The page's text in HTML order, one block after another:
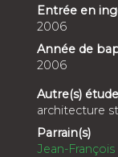
Entrée en
2006
Année de
2006
Autre(s)
architecture
Parrain(s)
Jean-